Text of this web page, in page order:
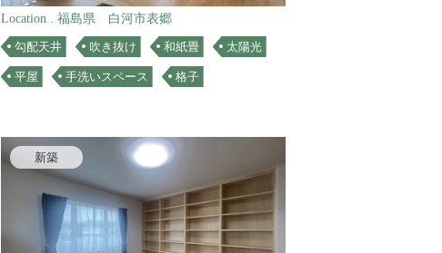
Location . 福島県 白河市表郷
勾配天井 吹き抜け 和紙畳 太陽光
平屋 手洗いスペース 格子
新築